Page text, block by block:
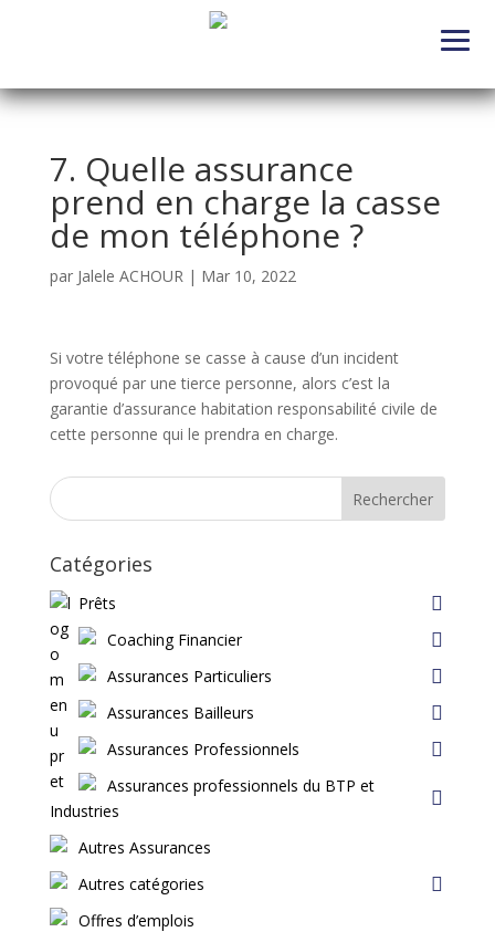
7. Quelle assurance
prend en charge la casse
de mon téléphone ?
par Jalele ACHOUR| Mar 10, 2022
Si votre téléphone se casse à cause d’un incident
provoqué par une tierce personne, alors c’est la
garantie d’assurance habitation responsabilité civile de
cette personne qui le prendra en charge.
Rechercher
Catégories
Prêts
Coaching Financier
Assurances Particuliers
Assurances Bailleurs
Assurances Professionnels
Assurances professionnels du BTP et
Industries
Autres Assurances
Autres catégories
Offres d’emplois